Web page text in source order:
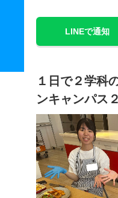
LINEで通知
１日で２学科
ンキャンパス